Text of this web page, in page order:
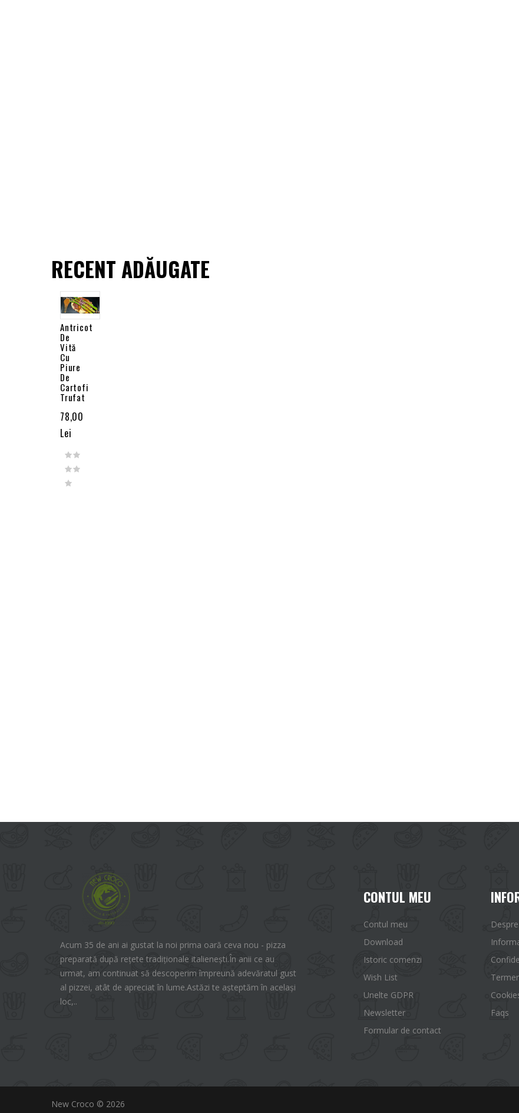
RECENT ADĂUGATE
Antricot
De
Vită
Cu
Piure
De
Cartofi
Trufat
78,00
Lei
Acum 35 de ani ai gustat la noi prima oară ceva nou - pizza
preparată după rețete tradiționale italienești.În anii ce au
urmat, am continuat să descoperim împreună adevăratul gust
al pizzei, atât de apreciat în lume.Astăzi te așteptăm în același
loc,..
CONTUL MEU
Contul meu
Download
Istoric comenzi
Wish List
Unelte GDPR
Newsletter
Formular de contact
Faqs
New Croco © 2026